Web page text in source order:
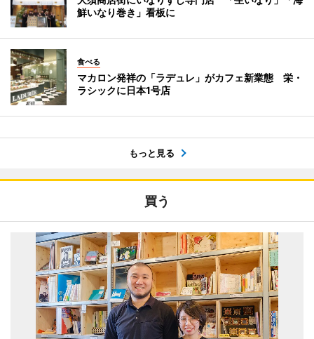
鮮いなり巻き」看板に
食べる
マカロン発祥の「ラデュレ」がカフェ新業態 栄・
ラシックに日本1号店
もっと見る
買う